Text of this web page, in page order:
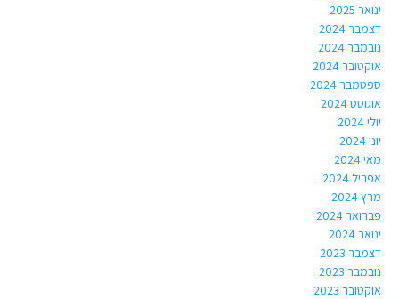
ינואר 2025
דצמבר 2024
נובמבר 2024
אוקטובר 2024
ספטמבר 2024
אוגוסט 2024
יולי 2024
יוני 2024
מאי 2024
אפריל 2024
מרץ 2024
פברואר 2024
ינואר 2024
דצמבר 2023
נובמבר 2023
אוקטובר 2023